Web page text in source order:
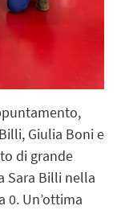
Giulia Boni e
di grande
Sara Billi nella
0. Un’ottima